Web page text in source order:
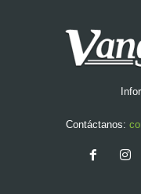
Contáctanos: